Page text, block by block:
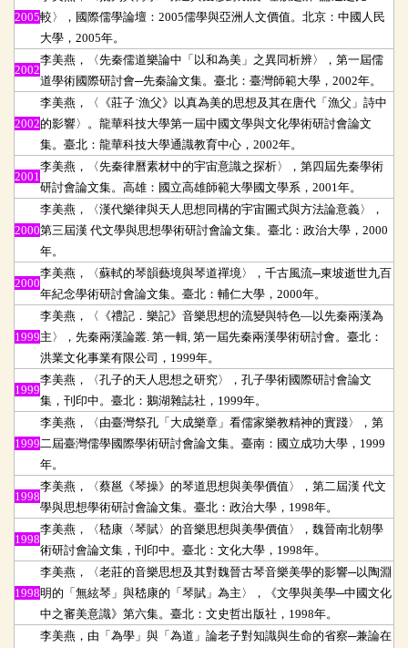
2005較〉，國際儒學論壇：2005儒學與亞洲人文價值。北京：中國人民
大學，2005年。
2002
李美燕，〈先秦儒道樂論中「以和為美」之異同析辨〉，第一屆儒
道學術國際研討會─先秦論文集。臺北：臺灣師範大學，2002年。
2002
李美燕，〈《莊子˙漁父》以真為美的思想及其在唐代「漁父」詩中
的影響〉。龍華科技大學第一屆中國文學與文化學術研討會論文
集。臺北：龍華科技大學通識教育中心，2002年。
2001
李美燕，〈先秦律曆素材中的宇宙意識之探析〉，第四屆先秦學術
研討會論文集。高雄：國立高雄師範大學國文學系，2001年。
2000
李美燕，〈漢代樂律與天人思想同構的宇宙圖式與方法論意義〉，
第三屆漢 代文學與思想學術研討會論文集。臺北：政治大學，2000
年。
2000
李美燕，〈蘇軾的琴韻藝境與琴道禪境〉，千古風流─東坡逝世九百
年紀念學術研討會論文集。臺北：輔仁大學，2000年。
1999
李美燕，〈《禮記．樂記》音樂思想的流變與特色—以先秦兩漢為
主〉，先秦兩漢論叢. 第一輯, 第一屆先秦兩漢學術研討會。臺北：
洪業文化事業有限公司，1999年。
1999
李美燕，〈孔子的天人思想之研究〉，孔子學術國際研討會論文
集，刊印中。臺北：鵝湖雜誌社，1999年。
1999
李美燕，〈由臺灣祭孔「大成樂章」看儒家樂教精神的實踐〉，第
二屆臺灣儒學國際學術研討會論文集。臺南：國立成功大學，1999
年。
1998
李美燕，〈蔡邕《琴操》的琴道思想與美學價值〉，第二屆漢 代文
學與思想學術研討會論文集。臺北：政治大學，1998年。
1998
李美燕，〈嵇康〈琴賦〉的音樂思想與美學價值〉，魏晉南北朝學
術研討會論文集，刊印中。臺北：文化大學，1998年。
1998
李美燕，〈老莊的音樂思想及其對魏晉古琴音樂美學的影響─以陶淵
明的「無絃琴」與嵇康的「琴賦」為主〉，《文學與美學─中國文化
中之審美意識》第六集。臺北：文史哲出版社，1998年。
李美燕，由「為學」與「為道」論老子對知識與生命的省察─兼論在